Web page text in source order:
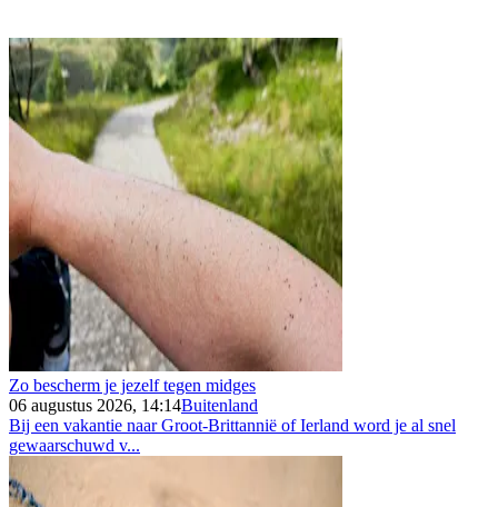
Zo bescherm je jezelf tegen midges
06 augustus 2026, 14:14Buitenland
Bij een vakantie naar Groot-Brittannië of Ierland word je al snel
gewaarschuwd v...